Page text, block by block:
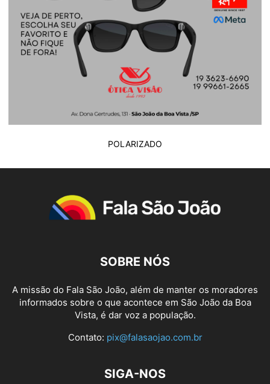
POLARIZADO
SOBRE NÓS
A missão do Fala São João, além de manter os moradores
informados sobre o que acontece em São João da Boa
Vista, é dar voz a população.
Contato: pix@falasaojao.com.br
SIGA-NOS